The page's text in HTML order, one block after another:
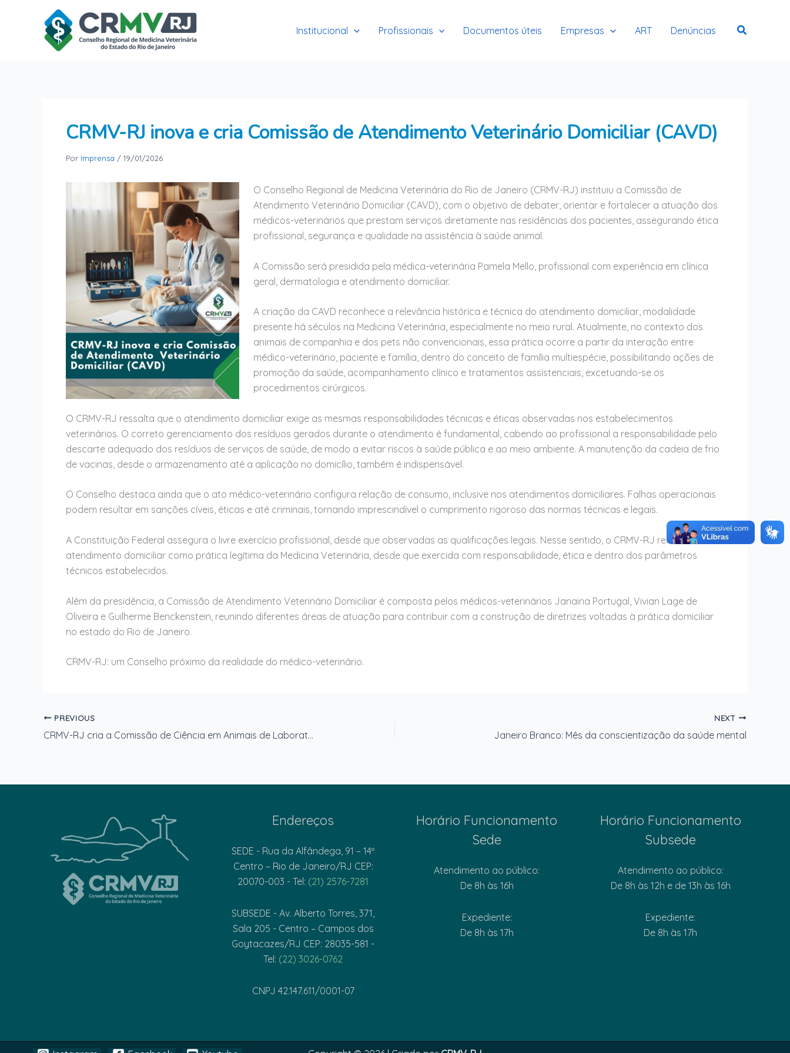
Institucional Profissionais Documentos úteis Empresas ART Denúncias
CRMV-RJ inova e cria Comissão de Atendimento Veterinário Domiciliar (CAVD)
Por Imprensa / 19/01/2026
O Conselho Regional de Medicina Veterinária do Rio de Janeiro (CRMV-RJ) instituiu a Comissão de
Atendimento Veterinário Domiciliar (CAVD), com o objetivo de debater, orientar e fortalecer a atuação dos
médicos-veterinários que prestam serviços diretamente nas residências dos pacientes, assegurando ética
profissional, segurança e qualidade na assistência à saúde animal.
A Comissão será presidida pela médica-veterinária Pamela Mello, profissional com experiência em clínica
geral, dermatologia e atendimento domiciliar.
A criação da CAVD reconhece a relevância histórica e técnica do atendimento domiciliar, modalidade
presente há séculos na Medicina Veterinária, especialmente no meio rural. Atualmente, no contexto dos
animais de companhia e dos pets não convencionais, essa prática ocorre a partir da interação entre
médico-veterinário, paciente e família, dentro do conceito de família multiespécie, possibilitando ações de
promoção da saúde, acompanhamento clínico e tratamentos assistenciais, excetuando-se os
procedimentos cirúrgicos.
O CRMV-RJ ressalta que o atendimento domiciliar exige as mesmas responsabilidades técnicas e éticas observadas nos estabelecimentos
veterinários. O correto gerenciamento dos resíduos gerados durante o atendimento é fundamental, cabendo ao profissional a responsabilidade pelo
descarte adequado dos resíduos de serviços de saúde, de modo a evitar riscos à saúde pública e ao meio ambiente. A manutenção da cadeia de frio
de vacinas, desde o armazenamento até a aplicação no domicílio, também é indispensável.
O Conselho destaca ainda que o ato médico-veterinário configura relação de consumo, inclusive nos atendimentos domiciliares. Falhas operacionais
podem resultar em sanções cíveis, éticas e até criminais, tornando imprescindível o cumprimento rigoroso das normas técnicas e legais.
A Constituição Federal assegura o livre exercício profissional, desde que observadas as qualificações legais. Nesse sentido, o CRMV-RJ reconhece o
atendimento domiciliar como prática legítima da Medicina Veterinária, desde que exercida com responsabilidade, ética e dentro dos parâmetros
técnicos estabelecidos.
Além da presidência, a Comissão de Atendimento Veterinário Domiciliar é composta pelos médicos-veterinários Janaina Portugal, Vivian Lage de
Oliveira e Guilherme Benckenstein, reunindo diferentes áreas de atuação para contribuir com a construção de diretrizes voltadas à prática domiciliar
no estado do Rio de Janeiro.
CRMV-RJ: um Conselho próximo da realidade do médico-veterinário.
PREVIOUS
CRMV-RJ cria a Comissão de Ciência em Animais de Laboratório
NEXT
Janeiro Branco: Mês da conscientização da saúde mental
Endereços
SEDE - Rua da Alfândega, 91 – 14º
Centro – Rio de Janeiro/RJ CEP:
20070-003 - Tel: (21) 2576-7281
SUBSEDE - Av. Alberto Torres, 371,
Sala 205 - Centro – Campos dos
Goytacazes/RJ CEP: 28035-581 -
Tel: (22) 3026-0762
CNPJ 42.147.611/0001-07
Horário Funcionamento
Sede
Atendimento ao público:
De 8h às 16h
Expediente:
De 8h às 17h
Horário Funcionamento
Subsede
Atendimento ao público:
De 8h às 12h e de 13h às 16h
Expediente:
De 8h às 17h